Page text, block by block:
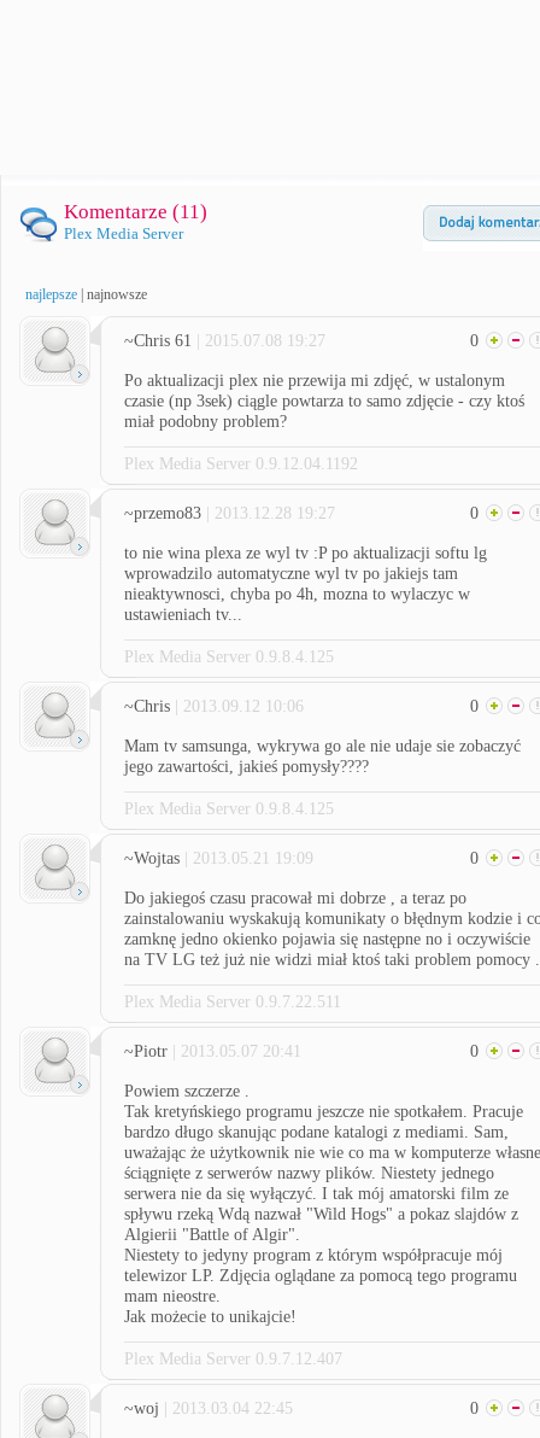
Komentarze (11)
Plex Media Server
najlepsze najnowsze
~Chris 61 | 2015.07.08 19:27 0
Po aktualizacji plex nie przewija mi zdjęć, w ustalonym
czasie (np 3sek) ciągle powtarza to samo zdjęcie - czy ktoś
miał podobny problem?
Plex Media Server 0.9.12.04.1192
~przemo83 | 2013.12.28 19:27 0
to nie wina plexa ze wyl tv :P po aktualizacji softu lg
wprowadzilo automatyczne wyl tv po jakiejs tam
nieaktywnosci, chyba po 4h, mozna to wylaczyc w
ustawieniach tv...
Plex Media Server 0.9.8.4.125
~Chris | 2013.09.12 10:06 0
Mam tv samsunga, wykrywa go ale nie udaje sie zobaczyć
jego zawartości, jakieś pomysły????
Plex Media Server 0.9.8.4.125
~Wojtas | 2013.05.21 19:09 0
Do jakiegoś czasu pracował mi dobrze , a teraz po
zainstalowaniu wyskakują komunikaty o błędnym kodzie i
zamknę jedno okienko pojawia się następne no i oczywiście
na TV LG też już nie widzi miał ktoś taki problem pomocy .
Plex Media Server 0.9.7.22.511
~Piotr | 2013.05.07 20:41 0
Powiem szczerze .
Tak kretyńskiego programu jeszcze nie spotkałem. Pracuje
bardzo długo skanując podane katalogi z mediami. Sam,
uważając że użytkownik nie wie co ma w komputerze własne
ściągnięte z serwerów nazwy plików. Niestety jednego
serwera nie da się wyłączyć. I tak mój amatorski film ze
spływu rzeką Wdą nazwał "Wild Hogs" a pokaz slajdów z
Algierii "Battle of Algir".
Niestety to jedyny program z którym współpracuje mój
telewizor LP. Zdjęcia oglądane za pomocą tego programu
mam nieostre.
Jak możecie to unikajcie!
Plex Media Server 0.9.7.12.407
~woj | 2013.03.04 22:45 0